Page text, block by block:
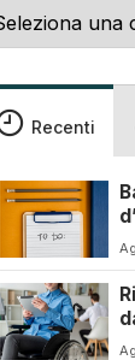
Recenti